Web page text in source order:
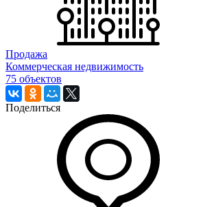
Продажа
Коммерческая недвижимость
75 объектов
Поделиться